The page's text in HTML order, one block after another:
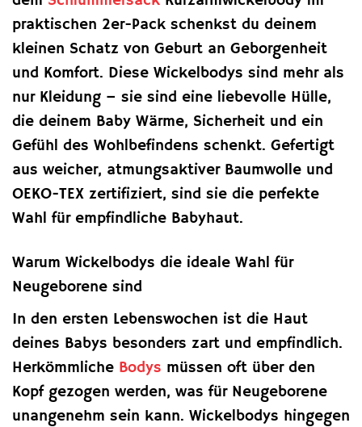
praktischen 2er-Pack schenkst du deinem
kleinen Schatz von Geburt an Geborgenheit
und Komfort. Diese Wickelbodys sind mehr als
nur Kleidung – sie sind eine liebevolle Hülle,
die deinem Baby Wärme, Sicherheit und ein
Gefühl des Wohlbefindens schenkt. Gefertigt
aus weicher, atmungsaktiver Baumwolle und
OEKO-TEX zertifiziert, sind sie die perfekte
Wahl für empfindliche Babyhaut.
Warum Wickelbodys die ideale Wahl für
Neugeborene sind
In den ersten Lebenswochen ist die Haut
deines Babys besonders zart und empfindlich.
Herkömmliche Bodys müssen oft über den
Kopf gezogen werden, was für Neugeborene
unangenehm sein kann. Wickelbodys hingegen